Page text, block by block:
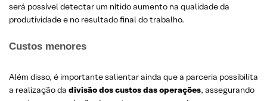
será possível detectar um nítido aumento na qualidade da
produtividade e no resultado final do trabalho.
Custos menores
Além disso, é importante salientar ainda que a parceria possibilita
a realização da divisão dos custos das operações, assegurando